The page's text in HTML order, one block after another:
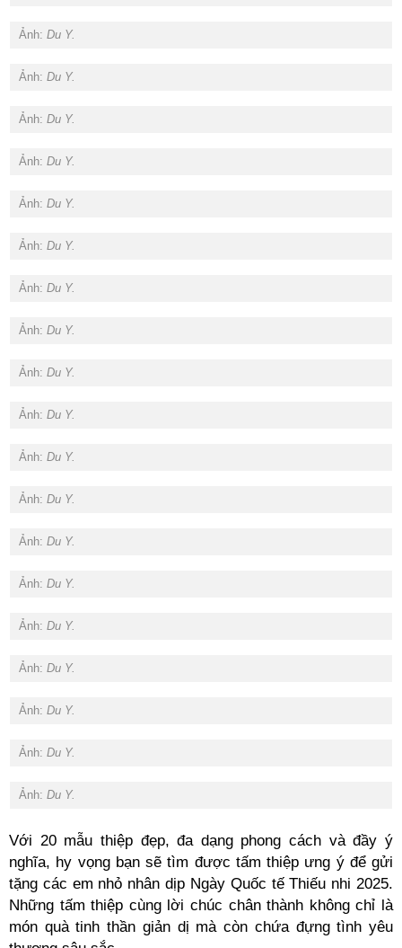
Ảnh: Du Y.
Ảnh: Du Y.
Ảnh: Du Y.
Ảnh: Du Y.
Ảnh: Du Y.
Ảnh: Du Y.
Ảnh: Du Y.
Ảnh: Du Y.
Ảnh: Du Y.
Ảnh: Du Y.
Ảnh: Du Y.
Ảnh: Du Y.
Ảnh: Du Y.
Ảnh: Du Y.
Ảnh: Du Y.
Ảnh: Du Y.
Ảnh: Du Y.
Ảnh: Du Y.
Ảnh: Du Y.
Với 20 mẫu thiệp đẹp, đa dạng phong cách và đầy ý
nghĩa, hy vọng bạn sẽ tìm được tấm thiệp ưng ý để gửi
tặng các em nhỏ nhân dịp Ngày Quốc tế Thiếu nhi 2025.
Những tấm thiệp cùng lời chúc chân thành không chỉ là
món quà tinh thần giản dị mà còn chứa đựng tình yêu